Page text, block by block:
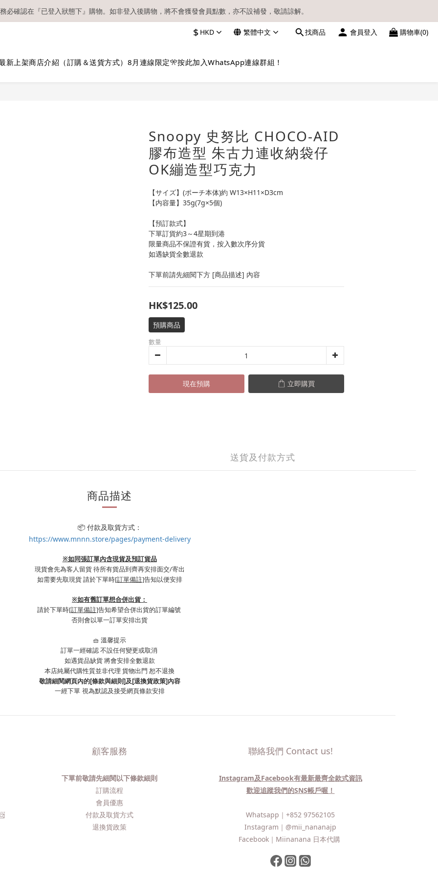
【現貨區】內款式均為在港現貨，現貨區以外的所有貨品都需要訂貨喔！
必確認在『已登入狀態下』購物。如非登入後購物，將不會獲發會員點數，亦不設補發，敬請諒解。
豐快遞／本地及國際郵遞寄出後，本店只會以電郵通知出貨，下單後敬請留意電郵信箱。
$ HKD 繁體中文 找商品 會員登入 購物車(0)
新上架商店介紹（訂購＆送貨方式） 8月連線限定🎌按此加入WhatsApp連線群組！
Snoopy 史努比 CHOCO-AID
膠布造型 朱古力連收納袋仔
OK繃造型巧克力
【サイズ】(ポーチ本体)約 W13×H11×D3cm
【内容量】35g(7g×5個)
【預訂款式】
下單訂貨約3～4星期到港
限量商品不保證有貨，按入數次序分貨
如遇缺貨全數退款
下單前請先細閱下方 [商品描述] 內容
HK$125.00
預購商品
數量
現在預購 立即購買
送貨及付款方式
商品描述
📦 付款及取貨方式：
https://www.mnnn.store/pages/payment-delivery
※如同張訂單內含現貨及預訂貨品
現貨會先為客人留貨 待所有貨品到齊再安排面交/寄出
如需要先取現貨 請於下單時[訂單備註]告知以便安排
※如有舊訂單想合併出貨：
請於下單時[訂單備註]告知希望合併出貨的訂單編號
否則會以單一訂單安排出貨
🧺 溫馨提示
訂單一經確認 不設任何變更或取消
如遇貨品缺貨 將會安排全數退款
本店純屬代購性質並非代理 貨物出門 恕不退換
敬請細閱網頁內的[條款與細則]及[退換貨政策]內容
一經下單 視為默認及接受網頁條款安排
顧客服務
下單前敬請先細閱以下條款細則
訂購流程​
會員優惠
付款及取貨方式
退換貨政策
聯絡我們 Contact us!
Instagram及Facebook有最新最齊全款式資訊
歡迎追蹤我們的SNS帳戶喔！
Whatsapp｜ +852 97562105
Instagram｜ @mii_nananajp
Facebook｜ Miinanana 日本代購